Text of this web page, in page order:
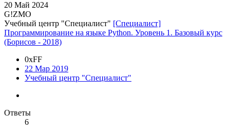
20 Май 2024
G!ZMO
Учебный центр "Специалист" [Специалист]
Программирование на языке Python. Уровень 1. Базовый курс
(Борисов - 2018)
0xFF
22 Мар 2019
Учебный центр "Специалист"
Ответы
6